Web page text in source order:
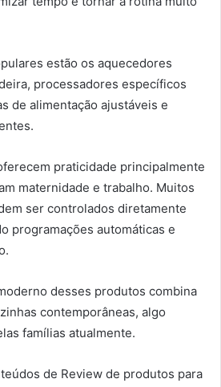
estão os aquecedores
processadores específicos
de alimentação ajustáveis e
praticidade principalmente
maternidade e trabalho. Muitos
ser controlados diretamente
programações automáticas e
desses produtos combina
contemporâneas, algo
famílias atualmente.
de Review de produtos para